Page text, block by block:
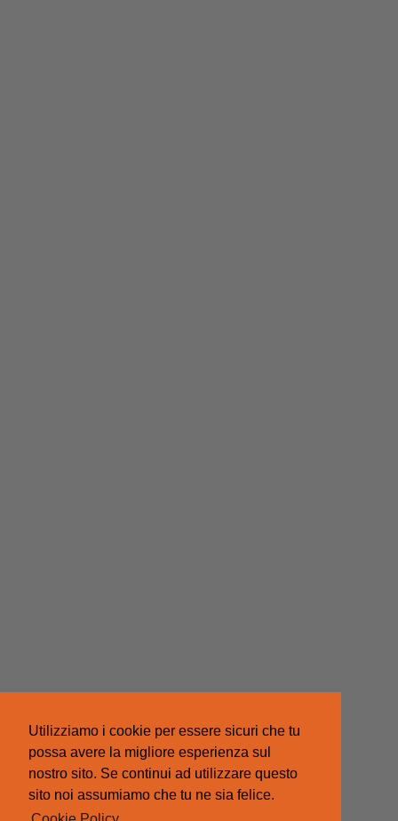
Utilizziamo i cookie per essere sicuri che tu
possa avere la migliore esperienza sul
nostro sito. Se continui ad utilizzare questo
sito noi assumiamo che tu ne sia felice.